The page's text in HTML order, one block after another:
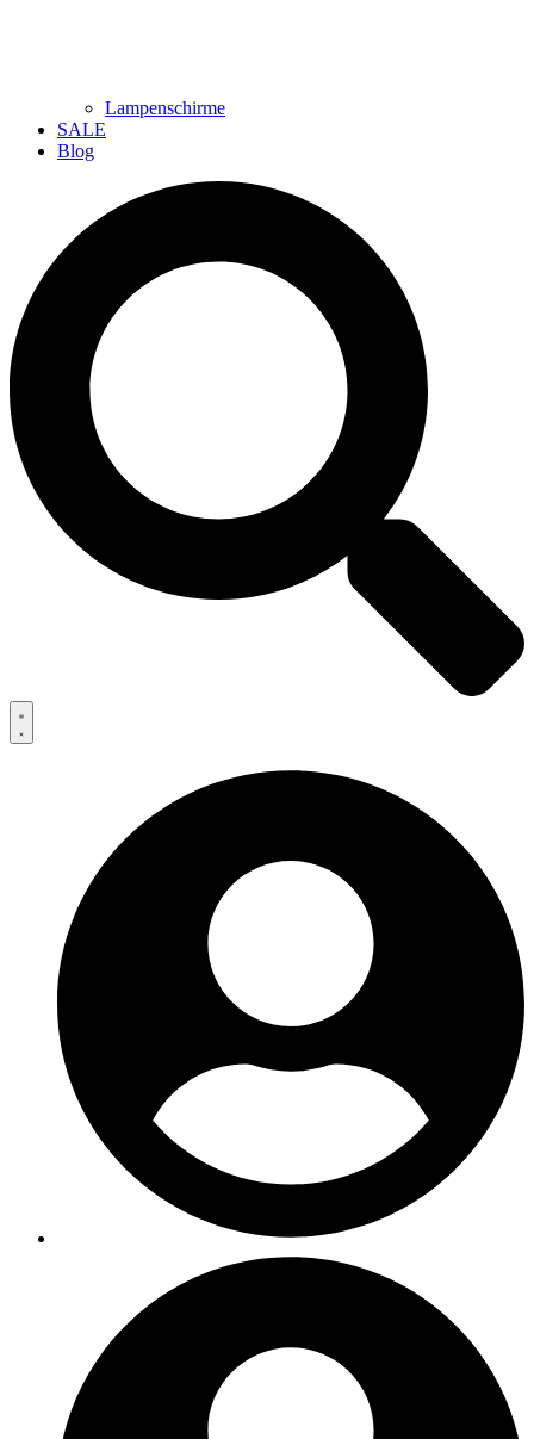
Lampenschirme
SALE
Blog